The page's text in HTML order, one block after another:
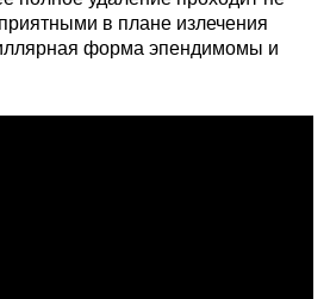
в плане излечения
форма эпендимомы и